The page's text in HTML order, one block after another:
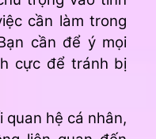
cần làm trong
cần để ý mọi
cực để tránh bị
quan hệ cá nhân,